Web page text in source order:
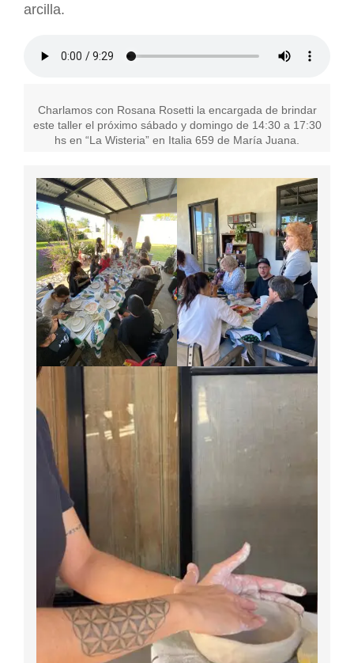
arcilla.
Charlamos con Rosana Rosetti la encargada de brindar
este taller el próximo sábado y domingo de 14:30 a 17:30
hs en “La Wisteria” en Italia 659 de María Juana.